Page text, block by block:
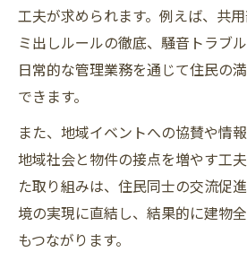
工夫が求められます。例えば、共
ミ出しルールの徹底、騒音トラブ
日常的な管理業務を通じて住民の
できます。
また、地域イベントへの協賛や情
地域社会と物件の接点を増やす工
た取り組みは、住民同士の交流促
境の実現に直結し、結果的に建物
もつながります。